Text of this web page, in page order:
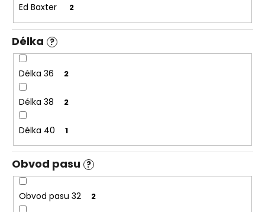
Ed Baxter 2
Délka ?
Délka 36 2
Délka 38 2
Délka 40 1
Obvod pasu ?
Obvod pasu 32 2